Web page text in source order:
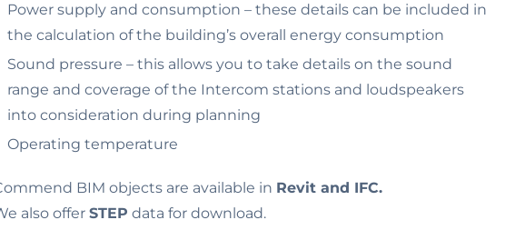
Power supply and consumption – these details can be included in
the calculation of the building’s overall energy consumption
Sound pressure – this allows you to take details on the sound
range and coverage of the Intercom stations and loudspeakers
into consideration during planning
Operating temperature
BIM objects are available in Revit and IFC.
also offer STEP data for download.